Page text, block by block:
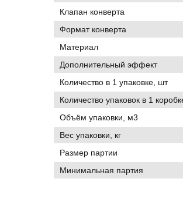
Клапан конверта
Формат конверта
Материал
Дополнительный эффект
Количество в 1 упаковке, шт
Количество упаковок в 1
Объём упаковки, м3
Вес упаковки, кг
Размер партии
Минимальная партия